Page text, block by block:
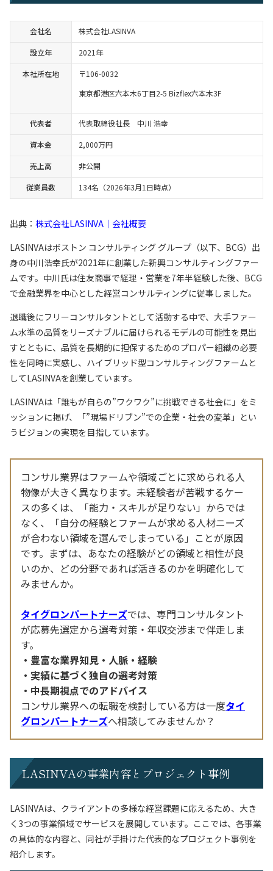
会社名 株式会社LASINVA
設立年 2021年
本社所在地
〒106-0032
東京都港区六本木6丁目2-5 Bizflex六本木3F
代表者 代表取締役社長 中川 浩幸
資本金 2,000万円
売上高 非公開
従業員数 134名（2026年3月1日時点）
出典： 株式会社LASINVA｜会社概要
LASINVAはボストン コンサルティング グループ（以下、BCG）出
身の中川浩幸氏が2021年に創業した新興コンサルティングファー
ムです。中川氏は住友商事で経理・営業を7年半経験した後、BCG
で金融業界を中心とした経営コンサルティングに従事しました。
退職後にフリーコンサルタントとして活動する中で、大手ファー
ム水準の品質をリーズナブルに届けられるモデルの可能性を見出
すとともに、品質を長期的に担保するためのプロパー組織の必要
性を同時に実感し、ハイブリッド型コンサルティングファームと
してLASINVAを創業しています。
LASINVAは「誰もが自らの”ワクワク”に挑戦できる社会に」をミ
ッションに掲げ、「”現場ドリブン”での企業・社会の変革」とい
うビジョンの実現を目指しています。
コンサル業界はファームや領域ごとに求められる人
物像が大きく異なります。未経験者が苦戦するケー
スの多くは、「能力・スキルが足りない」からでは
なく、「自分の経験とファームが求める人材ニーズ
が合わない領域を選んでしまっている」ことが原因
です。まずは、あなたの経験がどの領域と相性が良
いのか、どの分野であれば活きるのかを明確化して
みませんか。
タイグロンパートナーズでは、専門コンサルタント
が応募先選定から選考対策・年収交渉まで伴走しま
す。
豊富な業界知見・人脈・経験
実績に基づく独自の選考対策
中長期視点でのアドバイス
コンサル業界への転職を検討している方は一度タイ
グロンパートナーズへ相談してみませんか？
LASINVAの事業内容とプロジェクト事例
LASINVAは、クライアントの多様な経営課題に応えるため、大き
く3つの事業領域でサービスを展開しています。ここでは、各事業
の具体的な内容と、同社が手掛けた代表的なプロジェクト事例を
紹介します。